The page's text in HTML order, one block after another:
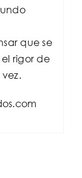
que se
rigor de